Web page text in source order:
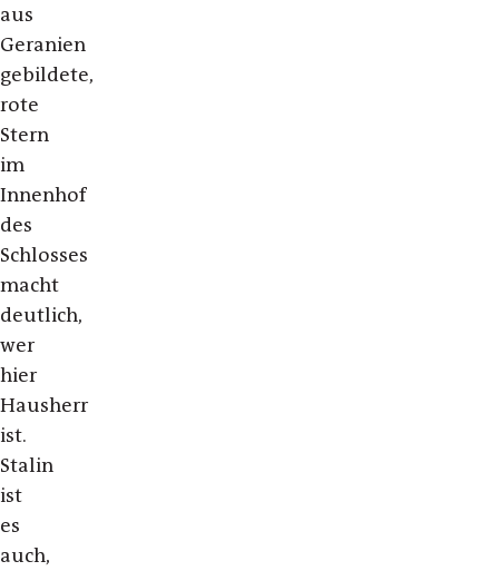
aus
Geranien
gebildete,
rote
Stern
im
Innenhof
des
Schlosses
macht
deutlich,
wer
hier
Hausherr
ist.
Stalin
ist
es
auch,